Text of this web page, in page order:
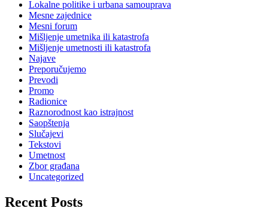
Lokalne politike i urbana samouprava
Mesne zajednice
Mesni forum
Mišljenje umetnika ili katastrofa
Mišljenje umetnosti ili katastrofa
Najave
Preporučujemo
Prevodi
Promo
Radionice
Raznorodnost kao istrajnost
Saopštenja
Slučajevi
Tekstovi
Umetnost
Zbor građana
Uncategorized
Recent Posts